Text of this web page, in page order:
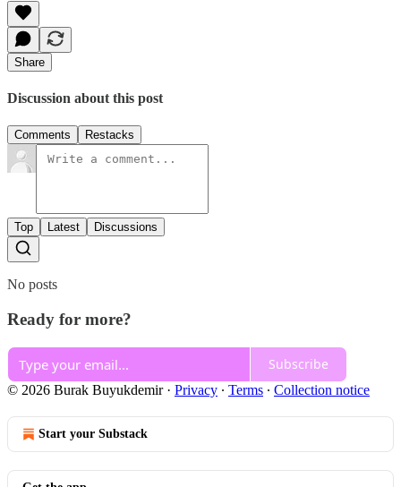
Share
Discussion about this post
Comments Restacks
Top Latest Discussions
No posts
Ready for more?
Subscribe
© 2026 Burak Buyukdemir· Privacy ∙ Terms ∙ Collection notice
Start your Substack